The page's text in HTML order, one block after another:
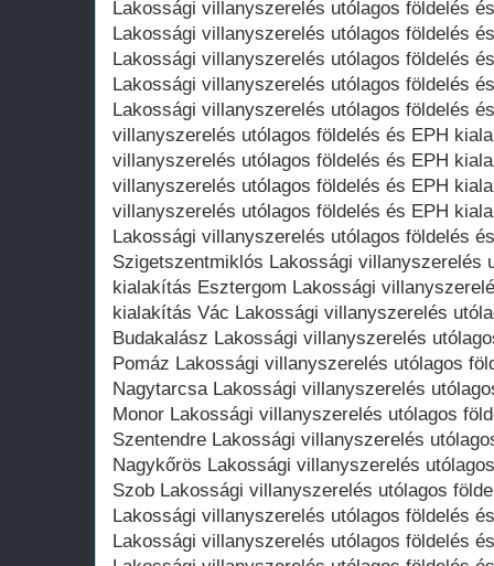
Lakossági villanyszerelés utólagos földelés
Lakossági villanyszerelés utólagos földelés
Lakossági villanyszerelés utólagos földelés
Lakossági villanyszerelés utólagos földelés
Lakossági villanyszerelés utólagos földelés
villanyszerelés utólagos földelés és EPH
villanyszerelés utólagos földelés és EPH
villanyszerelés utólagos földelés és EPH
villanyszerelés utólagos földelés és EPH
Lakossági villanyszerelés utólagos földelés
Szigetszentmiklós Lakossági villanyszerelés
kialakítás Esztergom Lakossági
kialakítás Vác Lakossági villanyszerelés
Budakalász Lakossági villanyszerelés
Pomáz Lakossági villanyszerelés utólagos
Nagytarcsa Lakossági villanyszerelés
Monor Lakossági villanyszerelés utólagos
Szentendre Lakossági villanyszerelés
Nagykőrös Lakossági villanyszerelés
Szob Lakossági villanyszerelés utólagos
Lakossági villanyszerelés utólagos földelés
Lakossági villanyszerelés utólagos földelés